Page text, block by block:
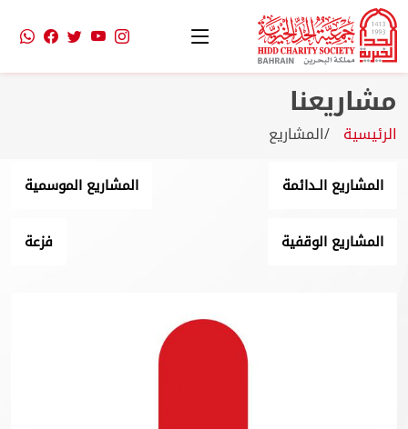
مشاريعنا
الرئيسية المشاريع
المشاريع الـدائمة المشاريع الموسمية
المشاريع الوقفية فزعة